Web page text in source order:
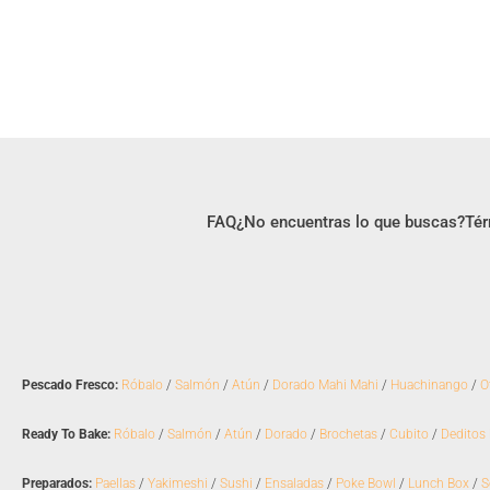
FAQ¿No encuentras lo que buscas?
Pescado Fresco: Róbalo / Salmón / Atún / Dorado Mahi Mahi / Huachinango /
Ready To Bake: Róbalo / Salmón / Atún / Dorado / Brochetas / Cubito / Deditos
Preparados: Paellas / Yakimeshi / Sushi / Ensaladas / Poke Bowl / Lunch Box /